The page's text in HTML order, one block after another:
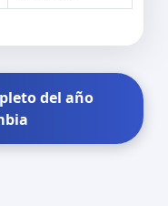
del año